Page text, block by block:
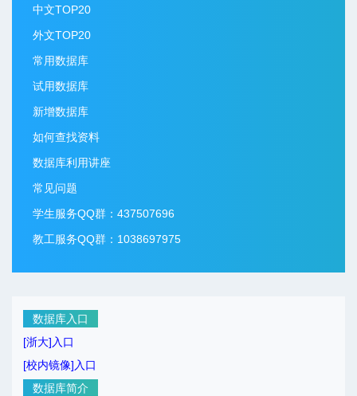
中文TOP20
外文TOP20
常用数据库
试用数据库
新增数据库
如何查找资料
数据库利用讲座
常见问题
学生服务QQ群：437507696
教工服务QQ群：1038697975
数据库入口
[浙大]入口
[校内镜像]入口
数据库简介